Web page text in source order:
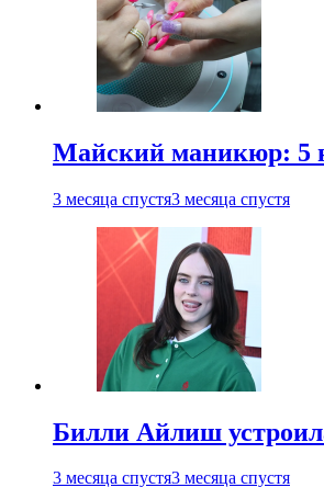
Майский маникюр: 5
3 месяца спустя3 месяца спустя
Билли Айлиш
3 месяца спустя3 месяца спустя